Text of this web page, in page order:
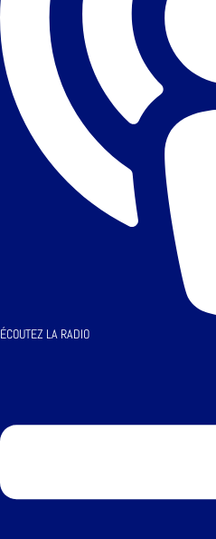
ÉCOUTEZ LA RADIO